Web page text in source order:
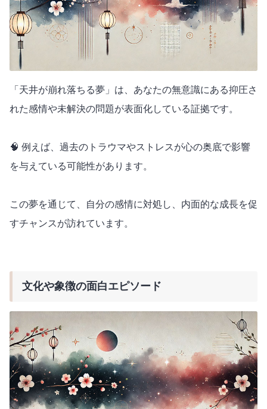
「天井が崩れ落ちる夢」は、あなたの無意識にある抑圧さ
れた感情や未解決の問題が表面化している証拠です。
🧠 例えば、過去のトラウマやストレスが心の奥底で影響
を与えている可能性があります。
この夢を通じて、自分の感情に対処し、内面的な成長を促
すチャンスが訪れています。
文化や象徴の面白エピソード